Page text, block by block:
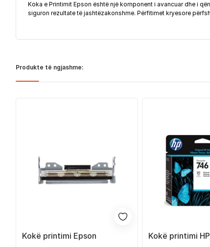
Koka e Printimit Epson është një komponent i avancuar dhe i
siguron rezultate të jashtëzakonshme. Përfitimet kryesore
Produkte të ngjashme:
Kokë printimi Epson Kokë printimi